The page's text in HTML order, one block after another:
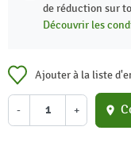
de réduction sur
Découvrir les
Ajouter à la liste
- + location_on